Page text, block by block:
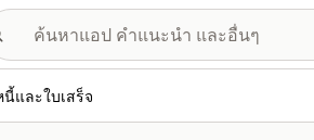
นี้และใบเสร็จ